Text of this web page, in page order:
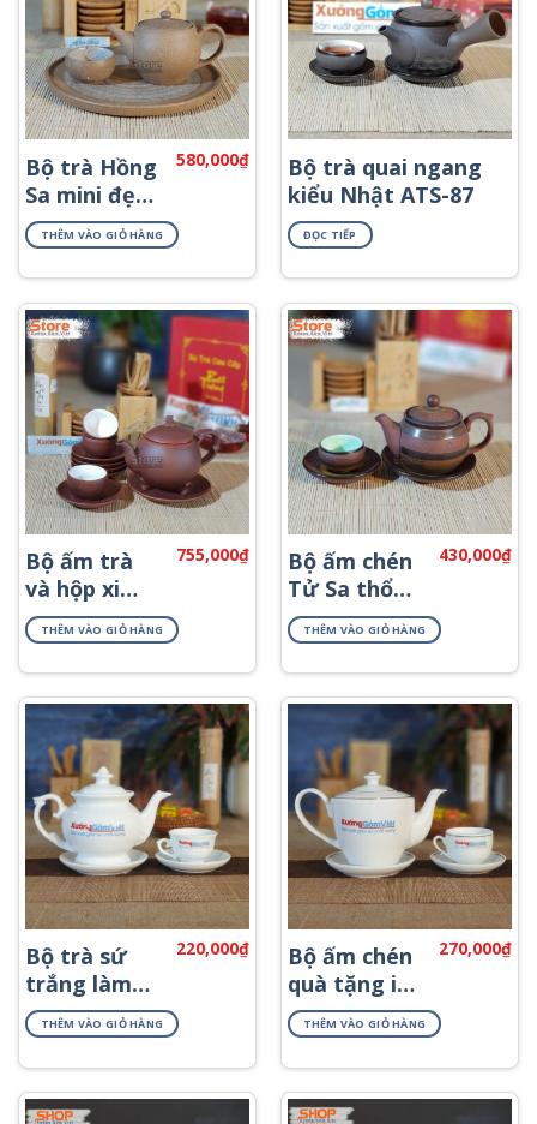
Bộ trà Hồng
Sa mini đẹp
ATS-70
580,000₫
THÊM VÀO GIỎ HÀNG
Bộ trà quai ngang
kiểu Nhật ATS-87
ĐỌC TIẾP
Bộ ấm trà
và hộp xi
quà tặng
ATS-82
755,000₫
THÊM VÀO GIỎ HÀNG
Bộ ấm chén
Tử Sa thổ
cẩm ATS-66
430,000₫
THÊM VÀO GIỎ HÀNG
Bộ trà sứ
trắng làm
quà tặng in
logo AT-21
220,000₫
THÊM VÀO GIỎ HÀNG
Bộ ấm chén
quà tặng in
logo ATK-61
270,000₫
THÊM VÀO GIỎ HÀNG